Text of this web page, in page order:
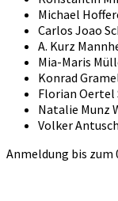
Michael
Carlos Joao
A. Kurz
Mia-Maris
Konrad
Florian Oertel
Natalie Munz
Volker
Anmeldung bis zum